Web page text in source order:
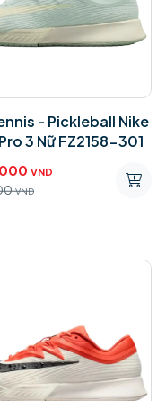
- Pickleball Nike
3 Nữ FZ2158-301
VND
VND